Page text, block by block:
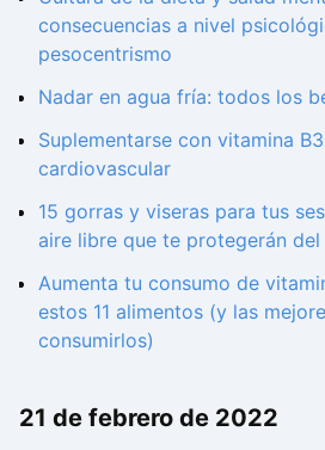
consecuencias a nivel
pesocentrismo
Nadar en agua fría: todos los
Suplementarse con vitamina
cardiovascular
15 gorras y viseras para tus
aire libre que te protegerán del
Aumenta tu consumo de
estos 11 alimentos (y las
consumirlos)
21 de febrero de 2022